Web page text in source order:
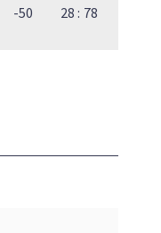
-50 28 : 78